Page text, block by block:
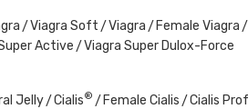
Viagra Soft Viagra
Female Viagra
Active
Viagra Super Dulox-Force
Jelly Cialis® Female Cialis
Cialis